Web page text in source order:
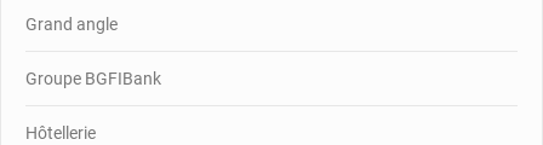
Grand angle
Groupe BGFIBank
Hôtellerie